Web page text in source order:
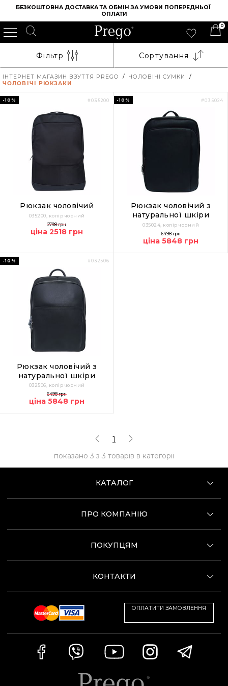
БЕЗКОШТОВНА ДОСТАВКА ТА ОБМІН ЗА УМОВИ ПОПЕРЕДНЬОЇ
ОПЛАТИ
0
Фільтр Сортування
ІНТЕРНЕТ МАГАЗИН ВЗУТТЯ PREGO / ЧОЛОВІЧІ СУМКИ
/
ЧОЛОВІЧІ РЮКЗАКИ
#035200
-10%
Рюкзак чоловічий
035200, колір чорний
2798 грн
ціна 2518 грн
#035024
-10%
Рюкзак чоловічий з
натуральної шкіри
035024, колір чорний
6498 грн
ціна 5848 грн
#032506
-10%
Рюкзак чоловічий з
натуральної шкіри
032506, колір чорний
6498 грн
ціна 5848 грн
1
показано 3 з 3 товарів в категорії
КАТАЛОГ
ПРО КОМПАНІЮ
ПОКУПЦЯМ
КОНТАКТИ
ОПЛАТИТИ ЗАМОВЛЕННЯ